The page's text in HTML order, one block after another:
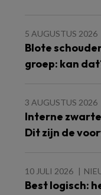
5 AUGUSTUS 2026
Blote
groep: kan
3 AUGUSTUS 2026
Interne
Dit zijn de
10 JULI 2026
Best logisch: